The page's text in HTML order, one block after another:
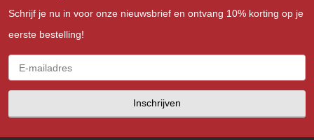
Schrijf je nu in voor onze nieuwsbrief en ontvang 10% korting op je
eerste bestelling!
Inschrijven